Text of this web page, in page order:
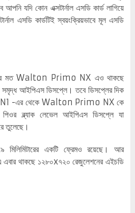
যদি কোন এক্সটার্নাল এসডি কার্ড লাগিয়ে
এসডি কার্ডটিই স্বয়ংক্রিয়ভাবে মূল এসডি
Walton Primo NX এও থাকছে
সমৃদ্ধ আইপিএস ডিসপ্লে। তবে ডিসপ্লের দিক
-এর থেকে Walton Primo NX কে
ব্ল্যাক লেভেল আইপিএস ডিসপ্লে যা
তুলেছে।
মিলিমিটারের একটি ফ্রেমও রয়েছে। আর
থাকছে ১২৮০x৭২০ রেজুলেশনের এইচডি